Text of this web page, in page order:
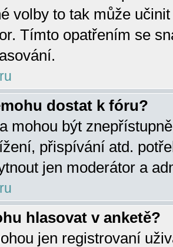
volby to tak může
Tímto opatřením se
dostat k fóru?
mohou být
přispívání atd.
jen moderátor a
hlasovat v anketě?
jen registrovaní